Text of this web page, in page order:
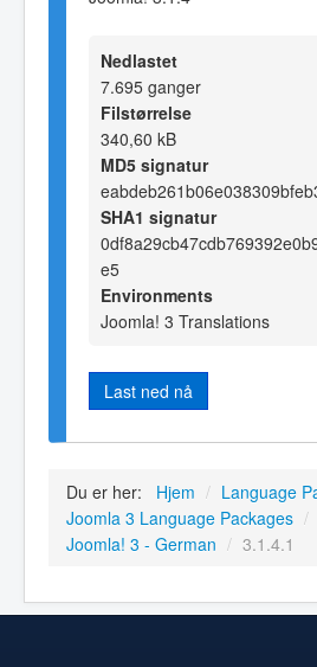
Nedlastet
7.695 ganger
Filstørrelse
340,60 kB
MD5 signatur
SHA1 signatur
e5
Environments
Joomla! 3 Translations
Last ned nå
Du er her: Hjem / Language
Joomla 3 Language Packages /
Joomla! 3 - German / 3.1.4.1